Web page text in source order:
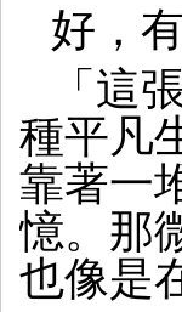
好，
「這
種平凡
靠著一
憶。那
也像是